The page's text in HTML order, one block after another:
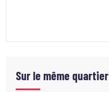
Sur le même quartier